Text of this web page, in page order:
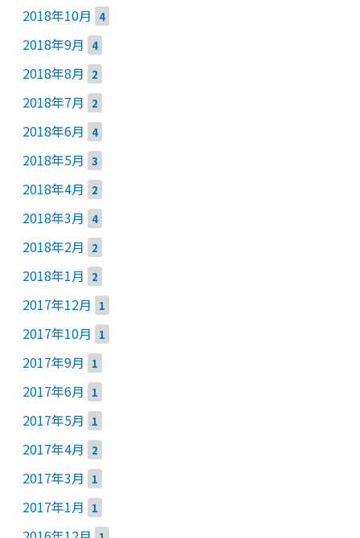
2018年10月 4
2018年9月 4
2018年8月 2
2018年7月 2
2018年6月 4
2018年5月 3
2018年4月 2
2018年3月 4
2018年2月 2
2018年1月 2
2017年12月 1
2017年10月 1
2017年9月 1
2017年6月 1
2017年5月 1
2017年4月 2
2017年3月 1
2017年1月 1